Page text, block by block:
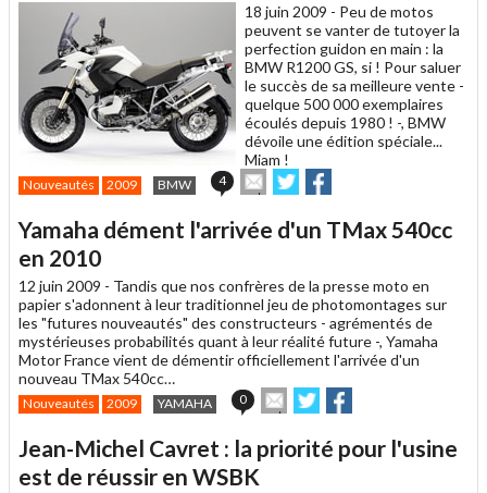
18 juin 2009 - Peu de motos
peuvent se vanter de tutoyer la
perfection guidon en main : la
BMW R1200 GS, si ! Pour saluer
le succès de sa meilleure vente -
quelque 500 000 exemplaires
écoulés depuis 1980 ! -, BMW
dévoile une édition spéciale...
Miam !
Nouveautés 2009 BMW 4
Envoyer
cet
à
Partager
sur sur
Yamaha dément l'arrivée d'un TMax 540cc
en 2010
12 juin 2009 - Tandis que nos confrères de la presse moto en
papier s'adonnent à leur traditionnel jeu de photomontages sur
les "futures nouveautés" des constructeurs - agrémentés de
mystérieuses probabilités quant à leur réalité future -, Yamaha
Motor France vient de démentir officiellement l'arrivée d'un
nouveau TMax 540cc…
Nouveautés 2009 YAMAHA 0
Envoyer
cet
à
Partager
sur sur
Jean-Michel Cavret : la priorité pour l'usine
est de réussir en WSBK